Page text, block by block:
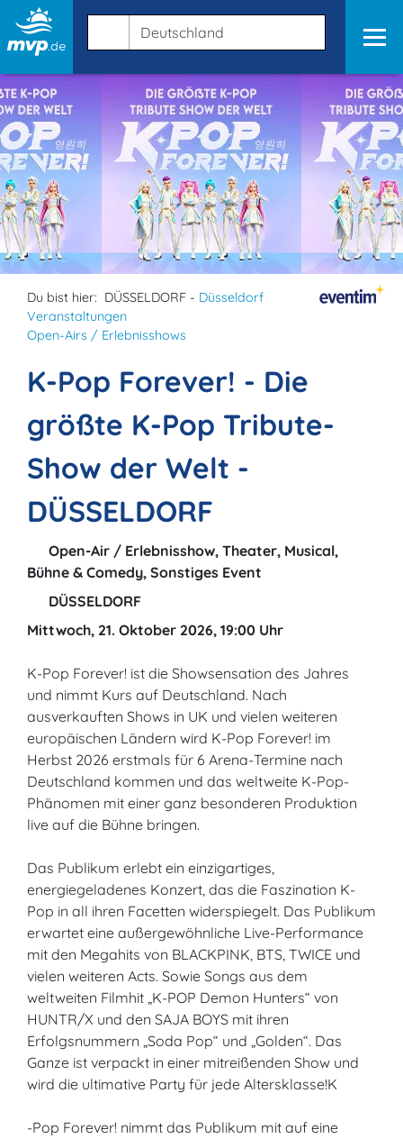
Du bist hier: DÜSSELDORF - Düsseldorf
Veranstaltungen
Open-Airs / Erlebnisshows
K-Pop Forever! - Die
größte K-Pop Tribute-
Show der Welt -
DÜSSELDORF
Open-Air / Erlebnisshow, Theater, Musical,
Bühne & Comedy, Sonstiges Event
DÜSSELDORF
Mittwoch, 21. Oktober 2026, 19:00 Uhr
K-Pop Forever! ist die Showsensation des Jahres
und nimmt Kurs auf Deutschland. Nach
ausverkauften Shows in UK und vielen weiteren
europäischen Ländern wird K-Pop Forever! im
Herbst 2026 erstmals für 6 Arena-Termine nach
Deutschland kommen und das weltweite K-Pop-
Phänomen mit einer ganz besonderen Produktion
live auf die Bühne bringen.
Das Publikum erlebt ein einzigartiges,
energiegeladenes Konzert, das die Faszination K-
Pop in all ihren Facetten widerspiegelt. Das Publikum
erwartet eine außergewöhnliche Live-Performance
mit den Megahits von BLACKPINK, BTS, TWICE und
vielen weiteren Acts. Sowie Songs aus dem
weltweiten Filmhit „K-POP Demon Hunters“ von
HUNTR/X und den SAJA BOYS mit ihren
Erfolgsnummern „Soda Pop“ und „Golden“. Das
Ganze ist verpackt in einer mitreißenden Show und
wird die ultimative Party für jede Altersklasse!K
-Pop Forever! nimmt das Publikum mit auf eine